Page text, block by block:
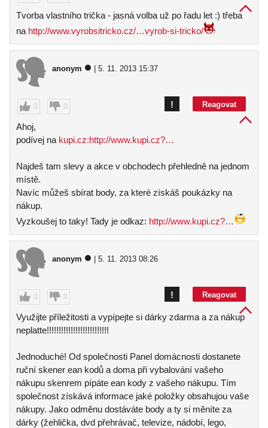
Tvorba vlastního trička - jasná volba už po řadu let :) třeba
na http://www.vyrobsitricko.cz/…vyrob-si-tricko/
anonym | 5. 11. 2013 15:37
0 0 Reagovat
!
Ahoj,
podívej na kupi.cz:http://www.kupi.cz?…
Najdeš tam slevy a akce v obchodech přehledně na jednom
místě.
Navíc můžeš sbírat body, za které získáš poukázky na
nákup.
Vyzkoušej to taky! Tady je odkaz: http://www.kupi.cz?…
anonym | 5. 11. 2013 08:26
0 0 Reagovat
!
Využijte příležitosti a vypípejte si dárky zdarma a za nákup
neplatte!!!!!!!!!!!!!!!!!!!!!!!!!!
Jednoduché! Od společnosti Panel domácnosti dostanete
ruční skener ean kodů a doma při vybalování vašeho
nákupu skenrem pípáte ean kody z vašeho nákupu. Tím
společnost získává informace jaké položky obsahujou vaše
nákupy. Jako odměnu dostáváte body a ty si měníte za
dárky (žehlička, dvd přehrávač, televize, nádobí, lego,